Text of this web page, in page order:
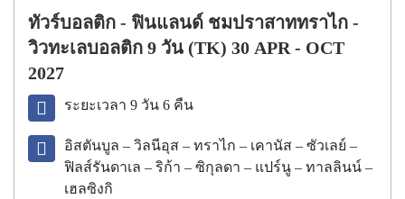
ทัวร์บอลติก - ฟินแลนด์ ชมปราสาททราไก -
วิวทะเลบอลติก 9 วัน (TK) 30 APR - OCT
2027
ระยะเวลา 9 วัน 6 คืน
อิสตันบูล – วิลนีอุส – ทราไก – เคานัส – ซัวเลย์ –
ฟิลส์รันดาเล – ริก้า – ซิกุลดา – แปร์นู – ทาลลินน์ –
เฮลซิงกิ